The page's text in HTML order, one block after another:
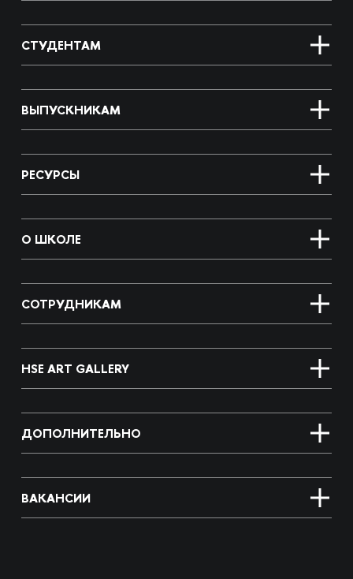
СТУДЕНТАМ
ВЫПУСКНИКАМ
РЕСУРСЫ
О ШКОЛЕ
СОТРУДНИКАМ
HSE ART GALLERY
ДОПОЛНИТЕЛЬНО
ВАКАНСИИ